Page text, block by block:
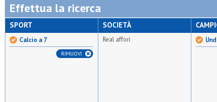
Effettua la ricerca
SPORT
Calcio a 7
RIMUOVI
SOCIETÀ
Real affori